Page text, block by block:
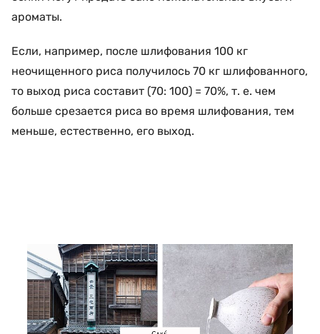
ароматы.
Если, например, после шлифования 100 кг
неочищенного риса получилось 70 кг шлифованного,
то выход риса составит (70: 100) = 70%, т. е. чем
больше срезается риса во время шлифования, тем
меньше, естественно, его выход.